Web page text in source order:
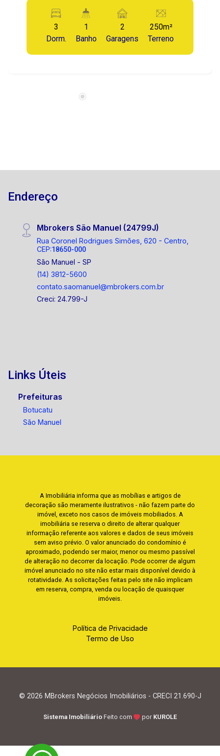
contemporâneo, com ótima distribuição dos
cômodos, serão 3 suites, sendo a master com
espaço clôset, escritório, cozinha, sala de jantar,
sala de estar, lavabo e espaço gourmet!
Excelente construção, fino acabamento, otima
portaria 24 horas, oferecendo conveniência e
supermercados, etc.... 1499721-9484 Entre em
3
Dorm.
1
Banho
2
Garagens
250m²
Terreno
Endereço
Mbrokers São Manuel (24799J)
Rua Coronel Rodrigues Simões, 620 - Centro,
CEP:18650-000
São Manuel - SP
(14) 3812-5600
contato.saomanuel@mbrokers.com.br
Creci: 24.799-J
Links Úteis
Prefeituras
Botucatu
São Manuel
A Imobiliária informa que as mobílias e artigos de
decoração são meramente ilustrativos - não fazem parte do
imóvel, exceto nos casos de imóveis mobiliados. A
imobiliária se reserva o direito de alterar qualquer
informação referente aos valores e dados de seus imóveis
sem aviso prévio. O valor anunciado do condomínio é
aproximado, podendo ser maior, menor ou mesmo passível
de alteração no decorrer da locação. Pode ocorrer de algum
imóvel anunciado no site não estar mais disponível devido à
rotatividade. As solicitações feitas pelo site não implicam
em reserva, compra, venda ou locação de quaisquer
imóveis.
Política de Privacidade
Termo de Uso
© 2026 MBrokers Negócios Imobiliários - CRECI 21.690-J
Sistema Imobiliário Feito com por KUROLE